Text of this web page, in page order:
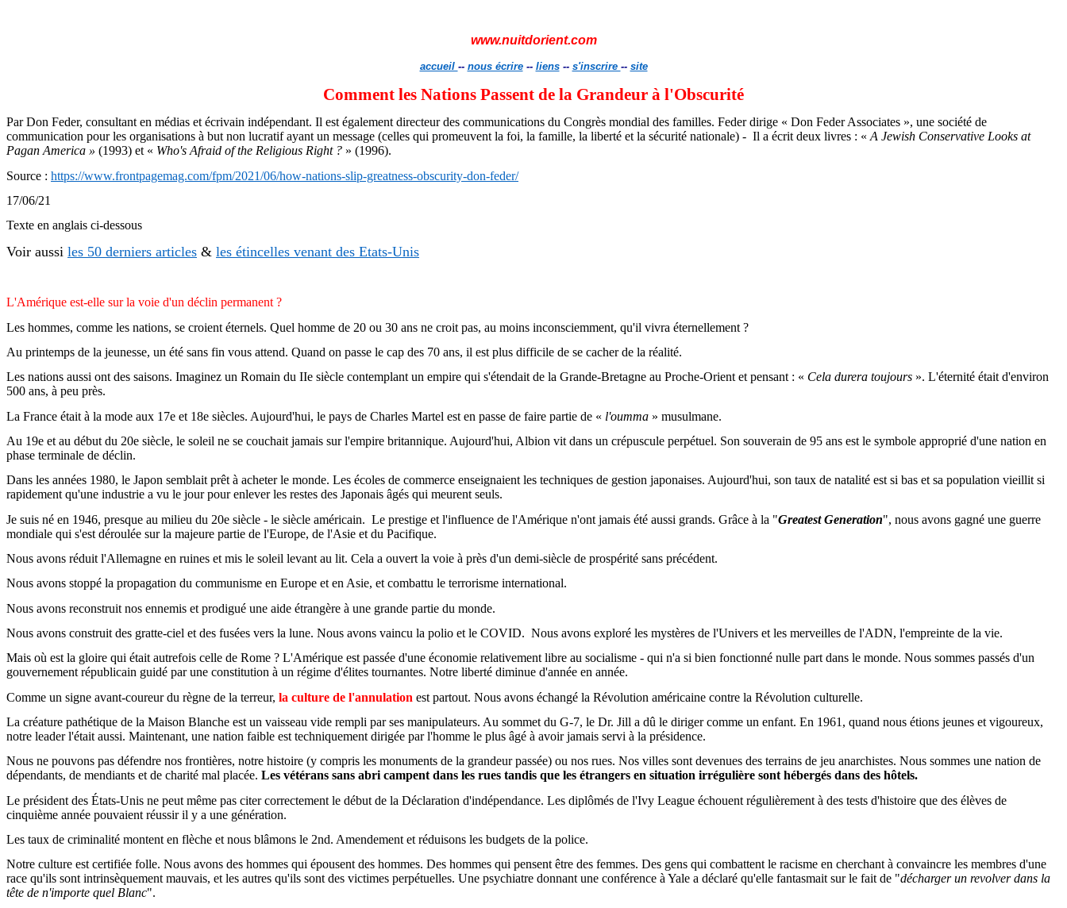
www.nuitdorient.com
accueil -- nous écrire-- liens-- s'inscrire -- site
Comment les Nations Passent de la Grandeur à l'Obscurité
Par Don Feder, consultant en médias et écrivain indépendant. Il est également directeur des communications du Congrès mondial des familles. Federdirige « Don FederAssociates », une société de
communication pour les organisations à but non lucratif ayant un message (celles qui promeuvent la foi, la famille, la liberté et la sécurité nationale) - Il a écrit deux livres : « A Jewish Conservative Looks at
Pagan America » (1993) et « Who's Afraid of the Religious Right ? » (1996).
Source : https://www.frontpagemag.com/fpm/2021/06/how-nations-slip-greatness-obscurity-don-feder/
17/06/21
Texte en anglais ci-dessous
Voir aussi les 50 derniers articles & les étincelles venant des Etats-Unis
L'Amérique est-elle sur la voie d'un déclin permanent ?
Les hommes, comme les nations, se croient éternels. Quel homme de 20 ou 30 ans ne croit pas, au moins inconsciemment, qu'il vivra éternellement ?
Au printemps de la jeunesse, un été sans fin vous attend. Quand on passe le cap des 70 ans, il est plus difficile de se cacher de la réalité.
Les nations aussi ont des saisons. Imaginez un Romain du IIe siècle contemplant un empire qui s'étendait de la Grande-Bretagne au Proche-Orient et pensant : « Cela durera toujours ». L'éternité était d'environ
500 ans, à peu près.
La France était à la mode aux 17e et 18e siècles. Aujourd'hui, le pays de Charles Martel est en passe de faire partie de « l'oumma » musulmane.
Au 19e et au début du 20e siècle, le soleil ne se couchait jamais sur l'empire britannique. Aujourd'hui, Albion vit dans un crépuscule perpétuel. Son souverain de 95 ans est le symbole approprié d'une nation en
phase terminale de déclin.
Dans les années 1980, le Japon semblait prêt à acheter le monde. Les écoles de commerce enseignaient les techniques de gestion japonaises. Aujourd'hui, son taux de natalité est si bas et sa population vieillit si
rapidement qu'une industrie a vu le jour pour enlever les restes des Japonais âgés qui meurent seuls.
Je suis né en 1946, presque au milieu du 20e siècle - le siècle américain. Le prestige et l'influence de l'Amérique n'ont jamais été aussi grands. Grâce à la "Greatest Generation", nous avons gagné une guerre
mondiale qui s'est déroulée sur la majeure partie de l'Europe, de l'Asie et du Pacifique.
Nous avons réduit l'Allemagne en ruines et mis le soleil levant au lit. Cela a ouvert la voie à près d'un demi-siècle de prospérité sans précédent.
Nous avons stoppé la propagation du communisme en Europe et en Asie, et combattu le terrorisme international.
Nous avons reconstruit nos ennemis et prodigué une aide étrangère à une grande partie du monde.
Nous avons construit des gratte-ciel et des fusées vers la lune. Nous avons vaincu la polio et le COVID. Nous avons exploré les mystères de l'Univers et les merveilles de l'ADN, l'empreinte de la vie.
Mais où est la gloire qui était autrefois celle de Rome ? L'Amérique est passée d'une économie relativement libre au socialisme - qui n'a si bien fonctionné nulle part dans le monde. Nous sommes passés d'un
gouvernement républicain guidé par une constitution à un régime d'élites tournantes. Notre liberté diminue d'année en année.
Comme un signe avant-coureur du règne de la terreur, la culture de l'annulation est partout. Nous avons échangé la Révolution américaine contre la Révolution culturelle.
La créature pathétique de la Maison Blanche est un vaisseau vide rempli par ses manipulateurs. Au sommet du G-7, le Dr. Jill a dû le diriger comme un enfant. En 1961, quand nous étions jeunes et vigoureux,
notre leader l'était aussi. Maintenant, une nation faible est techniquement dirigée par l'homme le plus âgé à avoir jamais servi à la présidence.
Nous ne pouvons pas défendre nos frontières, notre histoire (y compris les monuments de la grandeur passée) ou nos rues. Nos villes sont devenues des terrains de jeu anarchistes. Nous sommes une nation de
dépendants, de mendiants et de charité mal placée. Les vétérans sans abri campent dans les rues tandis que les étrangers en situation irrégulière sont hébergés dans des hôtels.
Le président des États-Unis ne peut même pas citer correctement le début de la Déclaration d'indépendance. Les diplômés de l'Ivy League échouent régulièrement à des tests d'histoire que des élèves de
cinquième année pouvaient réussir il y a une génération.
Les taux de criminalité montent en flèche et nous blâmons le 2nd. Amendement et réduisons les budgets de la police.
Notre culture est certifiée folle. Nous avons des hommes qui épousent des hommes. Des hommes qui pensent être des femmes. Des gens qui combattent le racisme en cherchant à convaincre les membres d'une
race qu'ils sont intrinsèquement mauvais, et les autres qu'ils sont des victimes perpétuelles. Une psychiatre donnant une conférence à Yale a déclaré qu'elle fantasmait sur le fait de "décharger un revolver dans la
tête de n'importe quel Blanc".